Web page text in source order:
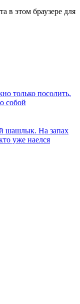
в этом браузере для
только посолить,
собой
шашлык. На запах
уже наелся